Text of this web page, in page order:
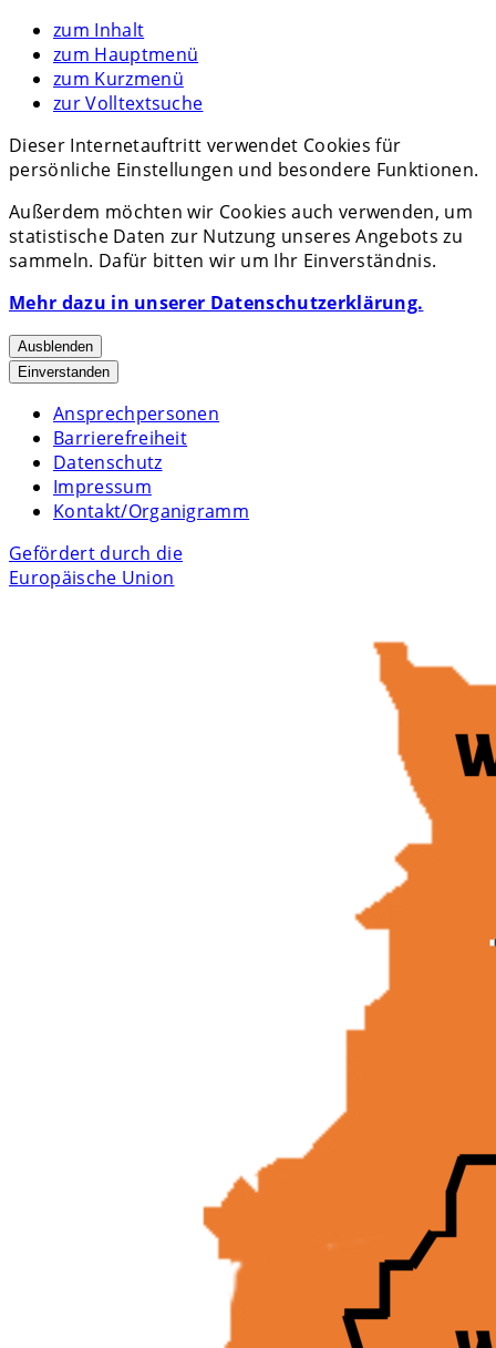
zum Inhalt
zum Hauptmenü
zum Kurzmenü
zur Volltextsuche
Dieser Internetauftritt verwendet Cookies für
persönliche Einstellungen und besondere Funktionen.
Außerdem möchten wir Cookies auch verwenden, um
statistische Daten zur Nutzung unseres Angebots zu
sammeln. Dafür bitten wir um Ihr Einverständnis.
Mehr dazu in unserer Datenschutzerklärung.
Ausblenden
Einverstanden
Ansprechpersonen
Barrierefreiheit
Datenschutz
Impressum
Kontakt/Organigramm
Gefördert durch die
Europäische Union